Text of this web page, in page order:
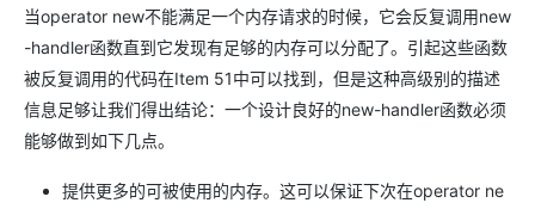
当operator new不能满足一个内存请求的时候，它会反复调用new
-handler函数直到它发现有足够的内存可以分配了。引起这些函数
被反复调用的代码在Item 51中可以找到，但是这种高级别的描述
信息足够让我们得出结论：一个设计良好的new-handler函数必须
能够做到如下几点。
提供更多的可被使用的内存。这可以保证下次在operator ne